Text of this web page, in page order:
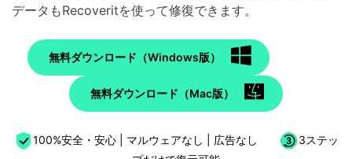
データもRecoveritを使って修復できます。
無料ダウンロード（Windows版）
無料ダウンロード（Mac版）
100%安全・安心 | マルウェアなし | 広告なし
3ステッ